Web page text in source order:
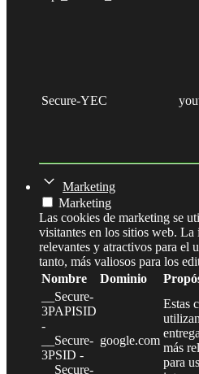
Secure-YEC
Marketing
Marketing
Las cookies de marketing se
visitantes en los sitios web. La
relevantes y atractivos para el
tanto, más valiosos para los
Nombre
Dominio
__Secure-
3PAPISID
-
__Secure-
3PSID -
__Secure-
google.com
Estas
más
para